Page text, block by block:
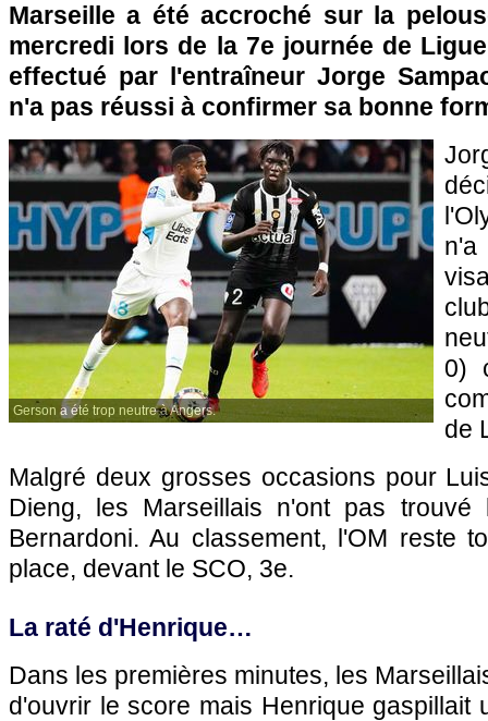
Marseille a été accroché sur la
mercredi lors de la 7e journée de
effectué par l'entraîneur Jorge
n'a pas réussi à confirmer sa bonne
Gerson a été trop neutre à Angers.
0)
de
Malgré deux grosses occasions pour
Dieng, les Marseillais n'ont pas
Bernardoni. Au classement, l'OM reste
place, devant le SCO, 3e.
La raté d'Henrique…
Dans les premières minutes, les
d'ouvrir le score mais Henrique gaspillait